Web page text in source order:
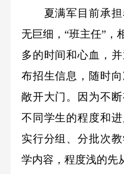
夏满军目前承担
无巨细，“班主任”，
多的时间和心血，
布招生信息，随时
敞开大门。因为不
不同学生的程度和
实行分组、分批次
学内容，程度浅的先